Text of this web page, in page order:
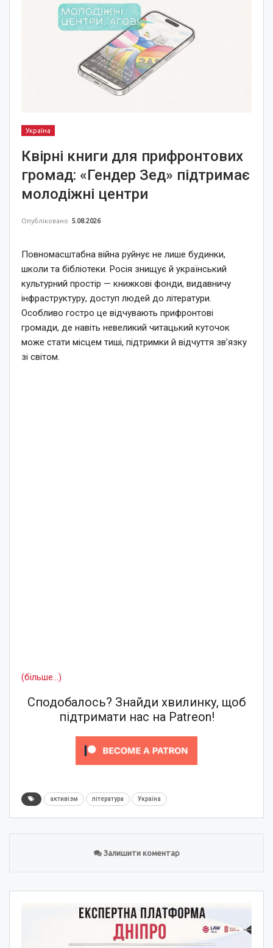
Україна
Квірні книги для прифронтових
громад: «Гендер Зед» підтримає
молодіжні центри
Опубліковано 5.08.2026
Повномасштабна війна руйнує не лише будинки,
школи та бібліотеки. Росія знищує й український
культурний простір — книжкові фонди, видавничу
інфраструктуру, доступ людей до літератури.
Особливо гостро це відчувають прифронтові
громади, де навіть невеликий читацький куточок
може стати місцем тиші, підтримки й відчуття зв’язку
зі світом.
(більше…)
Сподобалось? Знайди хвилинку, щоб
підтримати нас на Patreon!
активізм література Україна
Залишити коментар